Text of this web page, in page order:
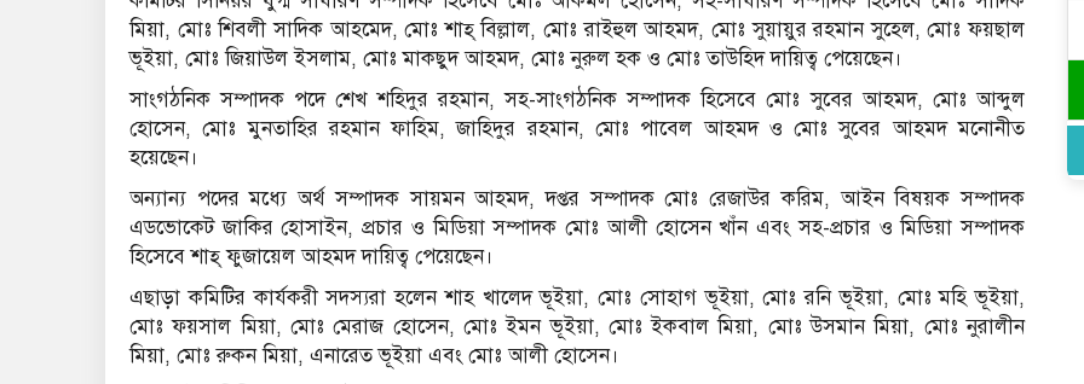
মিয়া, মোঃ শিবলী সাদিক আহমেদ, মোঃ শাহ্ বিল্লাল, মোঃ রাইহুল আহমদ, মোঃ সুয়ায়ুর রহমান সুহেল, মোঃ ফয়ছাল
ভূইয়া, মোঃ জিয়াউল ইসলাম, মোঃ মাকছুদ আহমদ, মোঃ নুরুল হক ও মোঃ তাউহিদ দায়িত্ব পেয়েছেন।
সাংগঠনিক সম্পাদক পদে শেখ শহিদুর রহমান, সহ-সাংগঠনিক সম্পাদক হিসেবে মোঃ সুবের আহমদ, মোঃ আব্দুল
হোসেন, মোঃ মুনতাহির রহমান ফাহিম, জাহিদুর রহমান, মোঃ পাবেল আহমদ ও মোঃ সুবের আহমদ মনোনীত
হয়েছেন।
অন্যান্য পদের মধ্যে অর্থ সম্পাদক সায়মন আহমদ, দপ্তর সম্পাদক মোঃ রেজাউর করিম, আইন বিষয়ক সম্পাদক
এডভোকেট জাকির হোসাইন, প্রচার ও মিডিয়া সম্পাদক মোঃ আলী হোসেন খাঁন এবং সহ-প্রচার ও মিডিয়া সম্পাদক
হিসেবে শাহ্ ফুজায়েল আহমদ দায়িত্ব পেয়েছেন।
এছাড়া কমিটির কার্যকরী সদস্যরা হলেন শাহ খালেদ ভূইয়া, মোঃ সোহাগ ভূইয়া, মোঃ রনি ভূইয়া, মোঃ মহি ভূইয়া,
মোঃ ফয়সাল মিয়া, মোঃ মেরাজ হোসেন, মোঃ ইমন ভূইয়া, মোঃ ইকবাল মিয়া, মোঃ উসমান মিয়া, মোঃ নুরালীন
মিয়া, মোঃ রুকন মিয়া, এনারেত ভূইয়া এবং মোঃ আলী হোসেন।